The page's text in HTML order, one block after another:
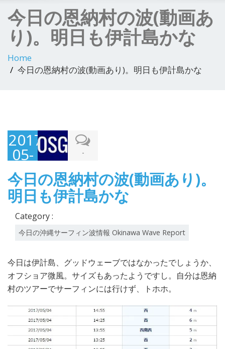
今日の恩納村の波(動画あ
り)。明日も伊計島かな
Home
今日の恩納村の波(動画あり)。明日も伊計島かな
2017-
05-
04
-
今日の恩納村の波(動画あり)。
明日も伊計島かな
Category :
今日の沖縄サーフィン波情報 Okinawa Wave Report
今日は伊計島、グッドウェーブではなかったでしょうか、
オフショア微風。サイズもあったようですし。自分は恩納
村のツアーでサーフィンには行けず、トホホ。